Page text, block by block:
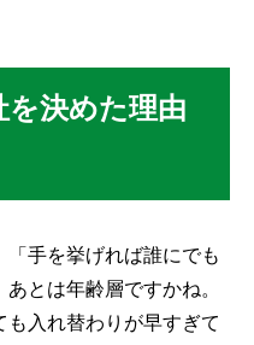
を決めた理由
手を挙げれば誰にでも
とは年齢層ですかね。
入れ替わりが早すぎて